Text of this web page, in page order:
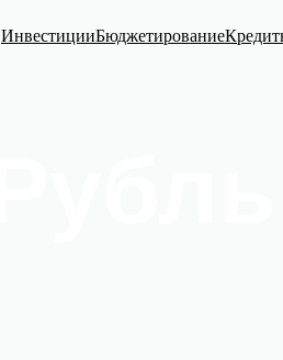
ИнвестицииБюджетирование